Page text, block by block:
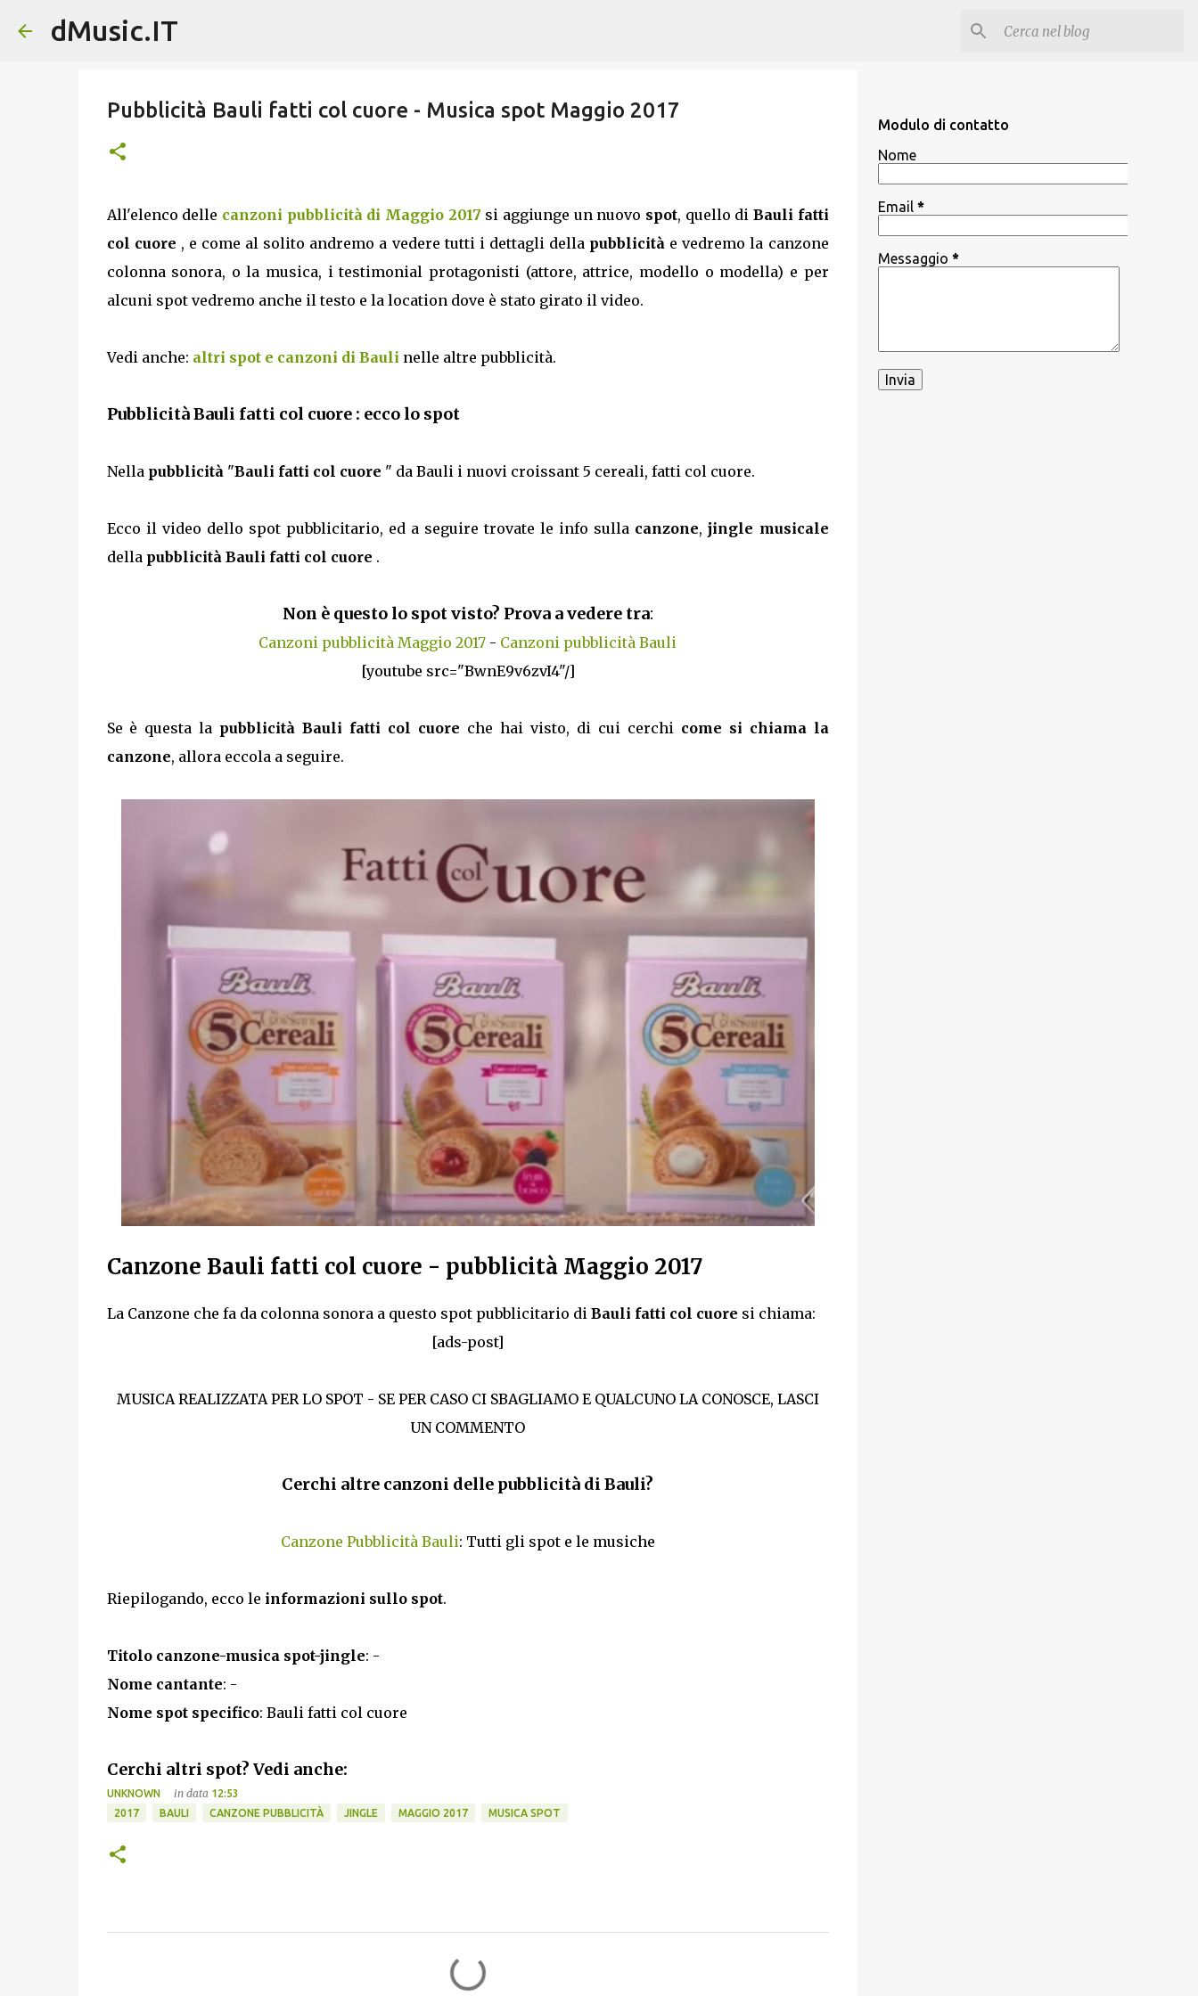
dMusic.IT
Pubblicità Bauli fatti col cuore - Musica spot Maggio 2017
All'elenco delle canzoni pubblicità di Maggio 2017 si aggiunge un nuovo spot, quello di Bauli fatti
col cuore , e come al solito andremo a vedere tutti i dettagli della pubblicità e vedremo la canzone
colonna sonora, o la musica, i testimonial protagonisti (attore, attrice, modello o modella) e per
alcuni spot vedremo anche il testo e la location dove è stato girato il video.
Vedi anche: altri spot e canzoni di Bauli nelle altre pubblicità.
Pubblicità Bauli fatti col cuore : ecco lo spot
Nella pubblicità"Bauli fatti col cuore " da Bauli i nuovi croissant 5 cereali, fatti col cuore.
Ecco il video dello spot pubblicitario, ed a seguire trovate le info sulla canzone,jingle musicale
della pubblicità Bauli fatti col cuore .
Non è questo lo spot visto? Prova a vedere tra:
Canzoni pubblicità Maggio 2017 - Canzoni pubblicità Bauli
[youtube src="BwnE9v6zvI4"/]
Se è questa la pubblicità Bauli fatti col cuore che hai visto, di cui cerchi come si chiama la
canzone, allora eccola a seguire.
Canzone Bauli fatti col cuore - pubblicità Maggio 2017
La Canzone che fa da colonna sonora a questo spot pubblicitario di Bauli fatti col cuore si chiama:
[ads-post]
MUSICA REALIZZATA PER LO SPOT - SE PER CASO CI SBAGLIAMO E QUALCUNO LA CONOSCE, LASCI
UN COMMENTO
Cerchi altre canzoni delle pubblicità di Bauli?
Canzone Pubblicità Bauli: Tutti gli spot e le musiche
Riepilogando, ecco le informazioni sullo spot.
Titolo canzone-musica spot-jingle: -
Nome cantante: -
Nome spot specifico: Bauli fatti col cuore
Cerchi altri spot? Vedi anche:
UNKNOWN in data 12:53
2017
BAULI CANZONE PUBBLICITÀ JINGLE MAGGIO 2017 MUSICA SPOT
Modulo di contatto
Nome
Email *
Messaggio *